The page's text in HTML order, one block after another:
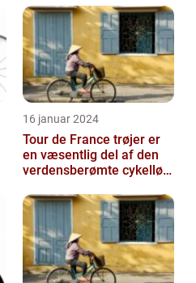
16 januar 2024
Tour de France trøjer er
en væsentlig del af den
verdensberømte cykelløb,